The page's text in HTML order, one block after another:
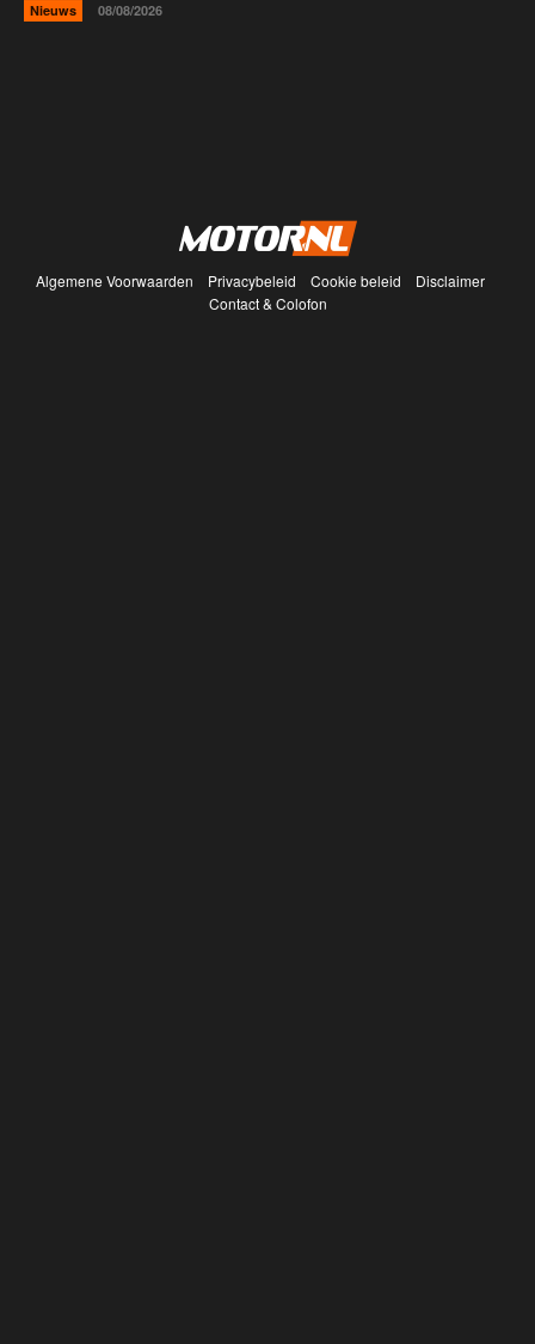
Nieuws 08/08/2026
Algemene Voorwaarden Privacybeleid Cookie beleid
Disclaimer
Contact & Colofon